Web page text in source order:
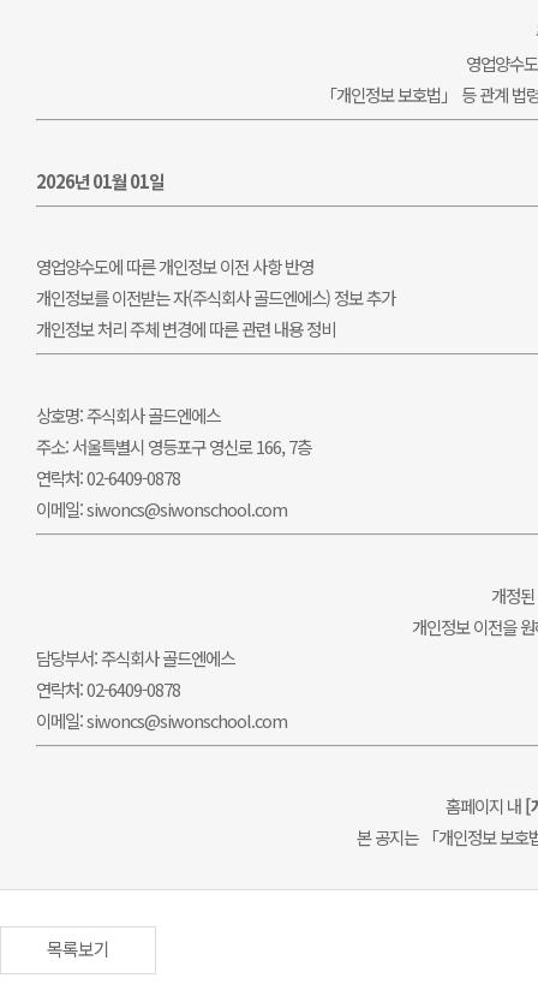
영업양수
「개인정보 보호법」 등 관계
2026년 01월 01일
영업양수도에 따른 개인정보 이전 사항 반영
개인정보를 이전받는 자(주식회사 골드엔에스) 정보 추가
개인정보 처리 주체 변경에 따른 관련 내용 정비
상호명: 주식회사 골드엔에스
주소: 서울특별시 영등포구 영신로 166, 7층
연락처: 02-6409-0878
이메일: siwoncs@siwonschool.com
개정
개인정보 이전을
담당부서: 주식회사 골드엔에스
연락처: 02-6409-0878
이메일: siwoncs@siwonschool.com
홈페이지 내[
본 공지는 「개인정보 보호
목록보기